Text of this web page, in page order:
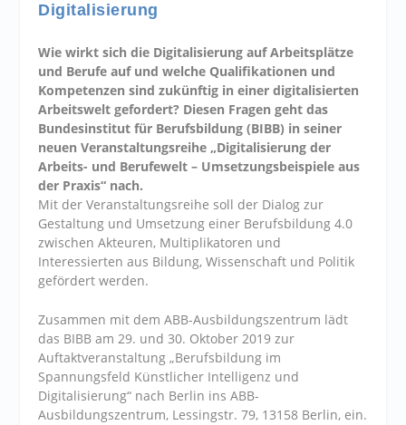
Digitalisierung
Wie wirkt sich die Digitalisierung auf Arbeitsplätze
und Berufe auf und welche Qualifikationen und
Kompetenzen sind zukünftig in einer digitalisierten
Arbeitswelt gefordert? Diesen Fragen geht das
Bundesinstitut für Berufsbildung (BIBB) in seiner
neuen Veranstaltungsreihe „Digitalisierung der
Arbeits- und Berufewelt – Umsetzungsbeispiele aus
der Praxis“ nach.
Mit der Veranstaltungsreihe soll der Dialog zur
Gestaltung und Umsetzung einer Berufsbildung 4.0
zwischen Akteuren, Multiplikatoren und
Interessierten aus Bildung, Wissenschaft und Politik
gefördert werden.
Zusammen mit dem ABB-Ausbildungszentrum lädt
das BIBB am 29. und 30. Oktober 2019 zur
Auftaktveranstaltung „Berufsbildung im
Spannungsfeld Künstlicher Intelligenz und
Digitalisierung“ nach Berlin ins ABB-
Ausbildungszentrum, Lessingstr. 79, 13158 Berlin, ein.